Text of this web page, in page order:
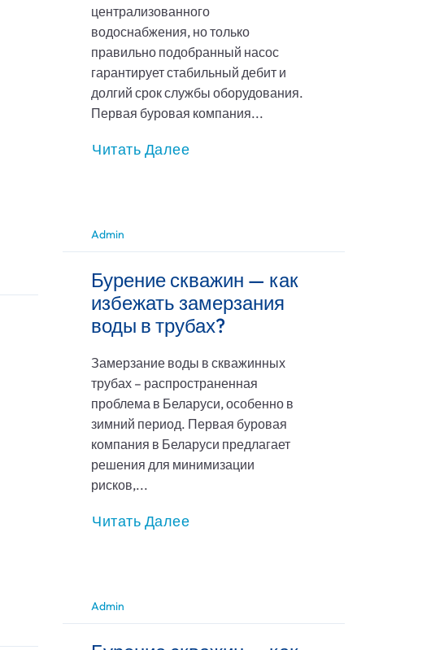
централизованного
водоснабжения, но только
правильно подобранный насос
гарантирует стабильный дебит и
долгий срок службы оборудования.
Первая буровая компания...
Читать Далее
Admin
Бурение скважин — как
избежать замерзания
воды в трубах?
Замерзание воды в скважинных
трубах – распространенная
проблема в Беларуси, особенно в
зимний период. Первая буровая
компания в Беларуси предлагает
решения для минимизации
рисков,...
Читать Далее
Admin